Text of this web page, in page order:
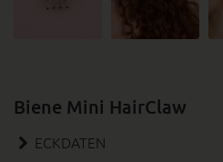
Biene Mini HairClaw
ECKDATEN